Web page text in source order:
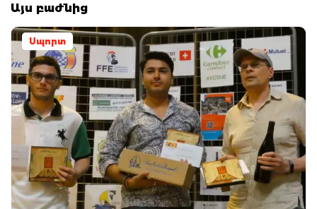
Այս բաժնից
Սպորտ